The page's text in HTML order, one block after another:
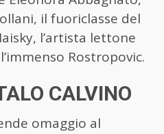
il fuoriclasse del
l’artista lettone
Rostropovic.
CALVINO
omaggio al